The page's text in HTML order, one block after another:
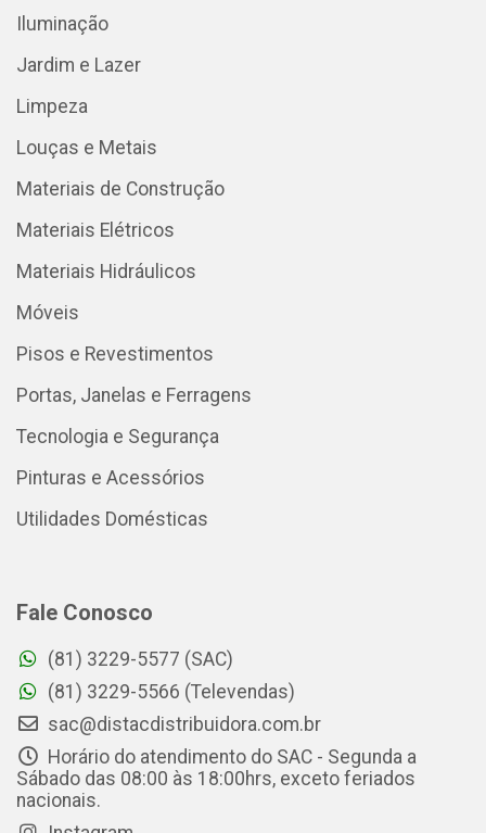
Iluminação
Jardim e Lazer
Limpeza
Louças e Metais
Materiais de Construção
Materiais Elétricos
Materiais Hidráulicos
Móveis
Pisos e Revestimentos
Portas, Janelas e Ferragens
Tecnologia e Segurança
Pinturas e Acessórios
Utilidades Domésticas
Fale Conosco
(81) 3229-5577 (SAC)
(81) 3229-5566 (Televendas)
sac@distacdistribuidora.com.br
Horário do atendimento do SAC - Segunda a
Sábado das 08:00 às 18:00hrs, exceto feriados
nacionais.